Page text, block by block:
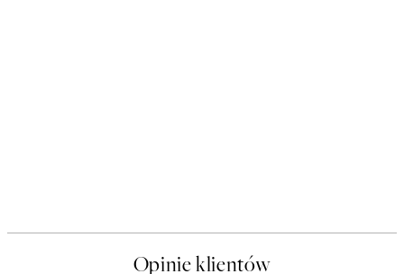
Opinie klientów